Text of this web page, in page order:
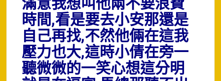
時間,看是要去小安那還是
自己再找,不然他倆在這我
壓力也大,這時小倩在旁一
聽微微的一笑心想這分明